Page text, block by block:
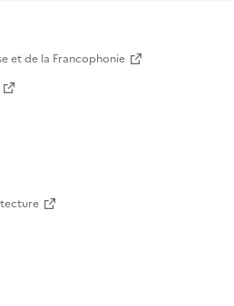
et de la Francophonie